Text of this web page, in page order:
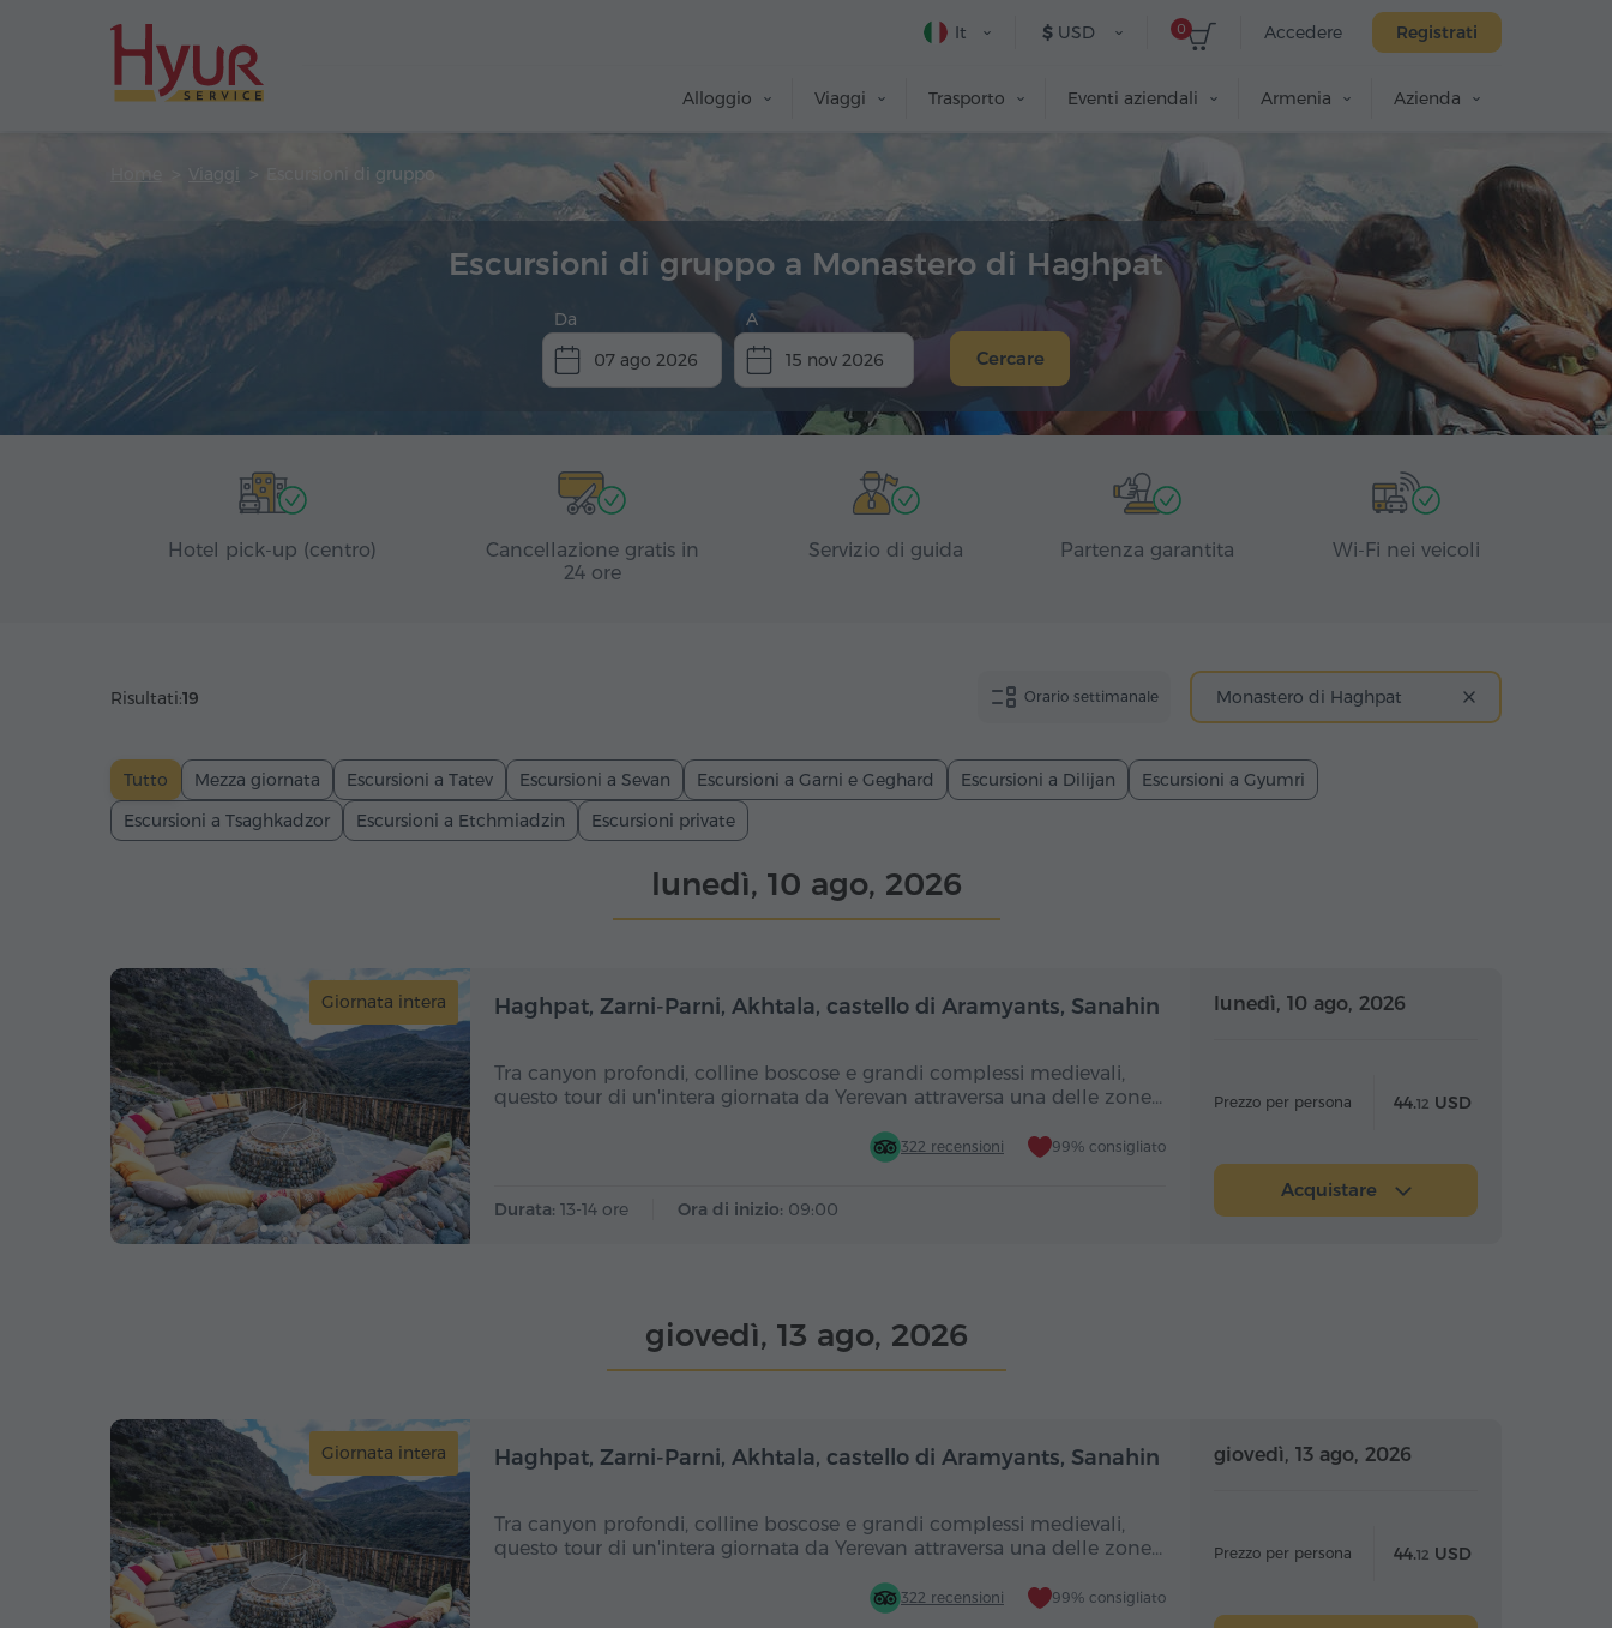
Accedere Registrati
0
$ USD
It
Alloggio Viaggi Trasporto Eventi aziendali Armenia Azienda
Home Viaggi Escursioni di gruppo
Escursioni di gruppo a Monastero di Haghpat
Da
07 ago 2026
A
15 nov 2026
Cercare
Hotel pick-up (centro)
Cancellazione gratis in
24 ore
Servizio di guida Partenza garantita Wi-Fi nei veicoli
Monastero di Haghpat
Orario settimanale
Risultati:19
Tutto Mezza giornata Escursioni a Tatev Escursioni a Sevan Escursioni a Garni e Geghard Escursioni a Dilijan
Escursioni a Gyumri
Escursioni a Tsaghkadzor
Escursioni a Etchmiadzin Escursioni private
lunedì, 10 ago, 2026
Giornata intera Giornata intera Giornata intera Giornata intera
Haghpat, Zarni-Parni, Akhtala, castello di Aramyants, Sanahin
Tra canyon profondi, colline boscose e grandi complessi medievali,
questo tour di un'intera giornata da Yerevan attraversa una delle zone…
322 recensioni 99% consigliato
Durata: 13-14 ore Ora di inizio: 09:00
lunedì, 10 ago, 2026
Prezzo per persona 44.12 USD
Acquistare
giovedì, 13 ago, 2026
Giornata intera Giornata intera Giornata intera Giornata intera
Haghpat, Zarni-Parni, Akhtala, castello di Aramyants, Sanahin
Tra canyon profondi, colline boscose e grandi complessi medievali,
questo tour di un'intera giornata da Yerevan attraversa una delle zone…
322 recensioni 99% consigliato
giovedì, 13 ago, 2026
Prezzo per persona 44.12 USD